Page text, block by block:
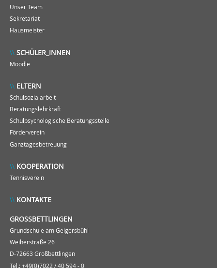
Unser Team
Sekretariat
Hausmeister
SCHÜLER_INNEN
Moodle
ELTERN
Schulsozialarbeit
Beratungslehrkraft
Schulpsychologische Beratungsstelle
Förderverein
Ganztagesbetreuung
KOOPERATION
Tennisverein
KONTAKTE
GROSSBETTLINGEN
Grundschule am Geigersbühl
Weiherstraße 26
D-72663 Großbettlingen
Tel.: +49(0)7022 / 40 594 - 0